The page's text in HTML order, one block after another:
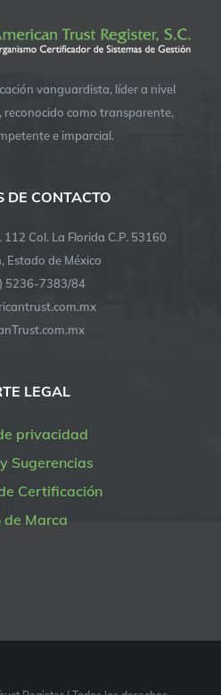
vanguardista, líder a nivel
como transparente,
e imparcial.
DE CONTACTO
Col. La Florida C.P. 53160
Estado de México
5236-7383/84
LEGAL
privacidad
Sugerencias
Certificación
de Marca